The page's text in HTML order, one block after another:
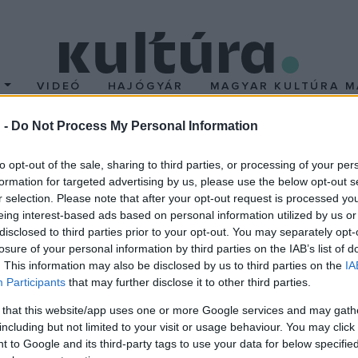
- Do Not Process My Personal Information
opt-out of the sale, sharing to third parties, or processing of your
for targeted advertising by us, please use the below opt-out
selection. Please note that after your opt-out request is processed
interest-based ads based on personal information utilized by us
to third parties prior to your opt-out. You may separately
of your personal information by third parties on the IAB’s list of
This information may also be disclosed by us to third parties on the
Participants that may further disclose it to other third parties.
that this website/app uses one or more Google services and may
but not limited to your visit or usage behaviour. You may
to Google and its third-party tags to use your data for below
VIDEÓ HAJÓGYÁR MAGYAR KULTÚRA
fesztivál
régióiból érkező zenészek, táncosok és előadóművészek
Mihály-napi Népművészeti Fesztiválon. A helyszín vendégül
foglalkozásokon lehet majd pásztorbotot faragni,
elsajátítani. A meghívott előadók pásztoros meséket
kezdetét, ahol a népművészet mestere és a
része a Nemzeti Kulturális Alap (NKA)25 év, 25 nap, 25